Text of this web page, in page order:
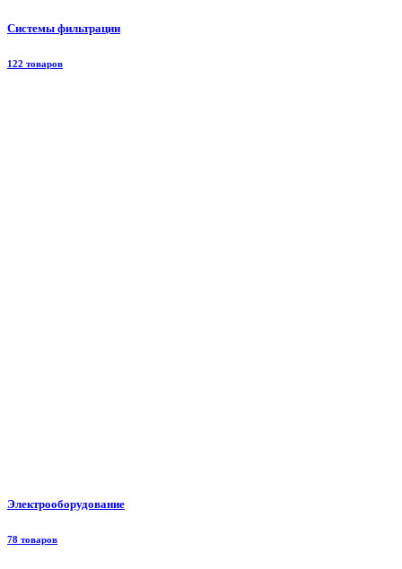
Системы фильтрации
122 товаров
Электрооборудование
78 товаров